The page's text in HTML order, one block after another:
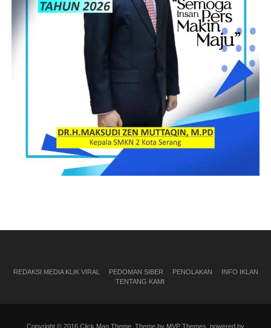
REDAKSI MEDIA KLIK VIRAL PEDOMAN SIBER PENOLAKAN
INFO IKLAN
TENTANG KAMI
Copyright © 2016 Click Mag Theme. Theme by MVP Themes, powered by